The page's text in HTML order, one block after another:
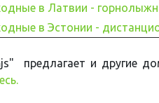
в Латвии -
в Эстонии -
предлагает и другие